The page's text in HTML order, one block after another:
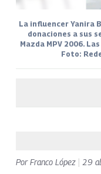
La influencer Yanira
donaciones a sus
Mazda MPV 2006.
Foto:
PorFranco López 29